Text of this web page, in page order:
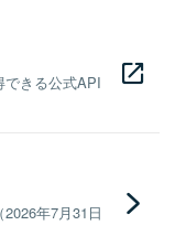
できる公式API
年7月31日